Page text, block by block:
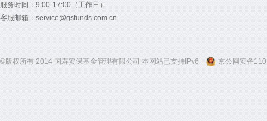
服务时间：9:00-17:00（工作日）
客服邮箱：service@gsfunds.com.cn
©版权所有 2014 国寿安保基金管理有限公司 本网站已支持IPv6 京公网安备